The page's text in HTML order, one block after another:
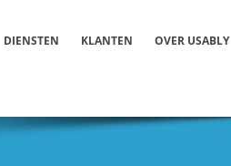
DIENSTEN KLANTEN OVER USABLY